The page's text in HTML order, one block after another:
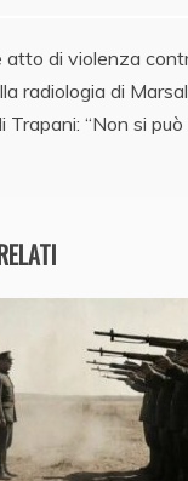
atto di violenza
radiologia di
Trapani: “Non si